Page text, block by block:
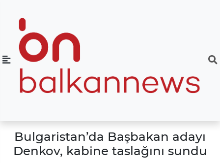
Bulgaristan’da Başbakan adayı
Denkov, kabine taslağını sundu